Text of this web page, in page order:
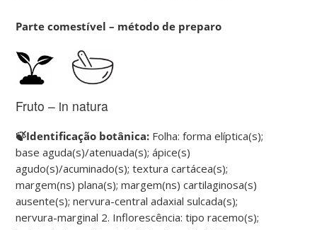
Parte comestível – método de preparo
Fruto – in natura
🍃Identificação botânica: Folha: forma elíptica(s);
base aguda(s)/atenuada(s); ápice(s)
agudo(s)/acuminado(s); textura cartácea(s);
margem(ns) plana(s); margem(ns) cartilaginosa(s)
ausente(s); nervura-central adaxial sulcada(s);
nervura-marginal 2. Inflorescência: tipo racemo(s);